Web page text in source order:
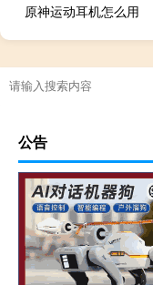
原神运动耳机怎么用
公告